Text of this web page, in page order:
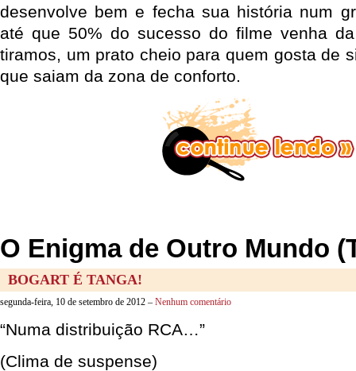
desenvolve bem e fecha sua história num
até que 50% do sucesso do filme venha
tiramos, um prato cheio para quem gosta de
que saiam da zona de conforto.
O Enigma de Outro Mundo
BOGART É TANGA!
segunda-feira, 10 de setembro de 2012 – Nenhum comentário
“Numa distribuição RCA…”
(Clima de suspense)